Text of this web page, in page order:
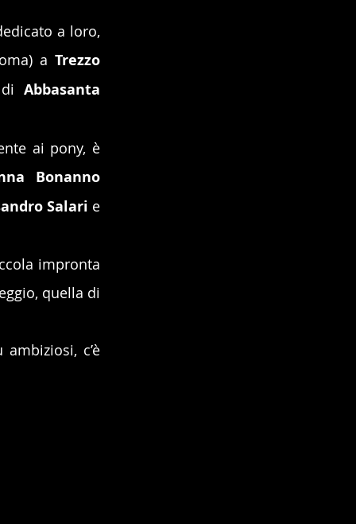
a loro,
a Trezzo
ai pony, è
Bonanno
Salari e
impronta
quella di
c’è